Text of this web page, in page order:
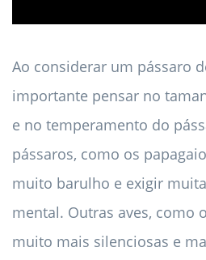
Ao considerar um pássaro
importante pensar no
e no temperamento do
pássaros, como os
muito barulho e exigir
mental. Outras aves, como
muito mais silenciosas e